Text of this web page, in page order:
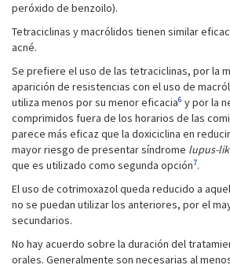
peróxido de benzoilo).
Tetraciclinas y macrólidos tienen similar
acné.
Se prefiere el uso de las tetraciclinas, por la
aparición de resistencias con el uso de
utiliza menos por su menor eficacia6 y por la
comprimidos fuera de los horarios de las
parece más eficaz que la doxiciclina en reducir
mayor riesgo de presentar síndrome lupus-
que es utilizado como segunda opción7.
El uso de cotrimoxazol queda reducido a
no se puedan utilizar los anteriores, por el
secundarios.
No hay acuerdo sobre la duración del
orales. Generalmente son necesarias al